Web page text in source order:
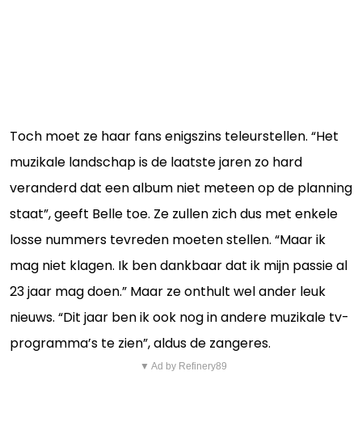
Toch moet ze haar fans enigszins teleurstellen. “Het
muzikale landschap is de laatste jaren zo hard
veranderd dat een album niet meteen op de planning
staat”, geeft Belle toe. Ze zullen zich dus met enkele
losse nummers tevreden moeten stellen. “Maar ik
mag niet klagen. Ik ben dankbaar dat ik mijn passie al
23 jaar mag doen.” Maar ze onthult wel ander leuk
nieuws. “Dit jaar ben ik ook nog in andere muzikale tv-
programma’s te zien”, aldus de zangeres.
▼ Ad by Refinery89